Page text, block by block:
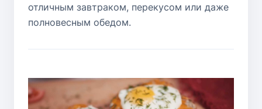
отличным завтраком, перекусом или даже
полновесным обедом.